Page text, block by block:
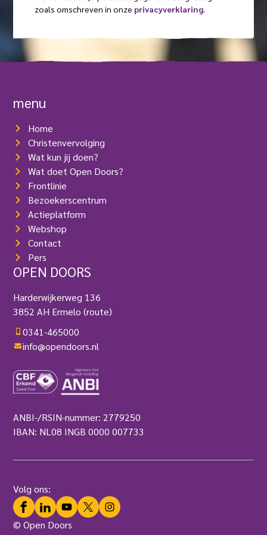
)
l(
e
e
)
(
e
s
t
zoals omschreven in onze privacyverklaring.
menu
Home
Christenvervolging
Wat kun jij doen?
Wat doet Open Doors?
Frontlinie
Bezoekerscentrum
Actieplatform
Webshop
Contact
Pers
OPEN DOORS
Harderwijkerweg 136
3852 AH Ermelo(route)
0341-465000
info@opendoors.nl
ANBI-/RSIN-nummer: 2779250
IBAN: NL08 INGB 0000 007733
© Open Doors
Volg ons:
Facebook
LinkedInYouTube
TwitterInstagram